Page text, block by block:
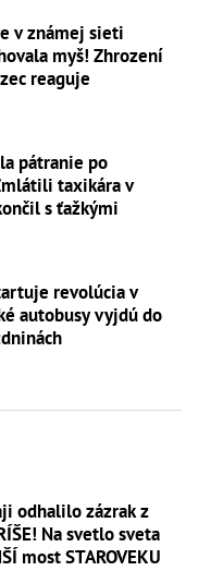
v známej sieti
myš! Zhrození
reaguje
pátranie po
taxikára v
s ťažkými
revolúcia v
autobusy vyjdú do
odhalilo zázrak z
Na svetlo sveta
most STAROVEKU